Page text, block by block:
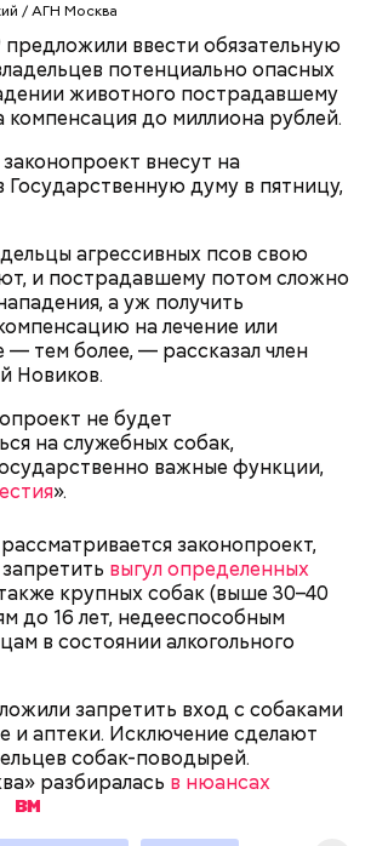
/ АГН Москва
ввести обязательную
потенциально опасных
животного пострадавшему
до миллиона рублей.
внесут на
Государственную думу в пятницу,
агрессивных псов свою
и пострадавшему потом сложно
а уж получить
на лечение или
— тем более, — рассказал член
Новиков.
не будет
на служебных собак,
важные функции,
».
законопроект,
выгул определенных
крупных собак (выше 30–40
до 16 лет, недееспособным
в состоянии алкогольного
запретить вход с собаками
и аптеки. Исключение сделают
собак-поводырей.
разбиралась в нюансах
кубиками, нужно легко
К ним добавляются зелень
соль и оливковое масло.
вкусно, — поделился рецептом
много сахара, который
дает энергию. Но важно
дынями не нужно сильно
же как и арбузами, людям с
и лишним весом, —
Терапевт Кондрахин назвал
продукты и напитки, которые
выводят токсины из организма
словам врача, лучше не есть:
Чистит сосуды и защищает от
рака: чем полезен кресс-салат